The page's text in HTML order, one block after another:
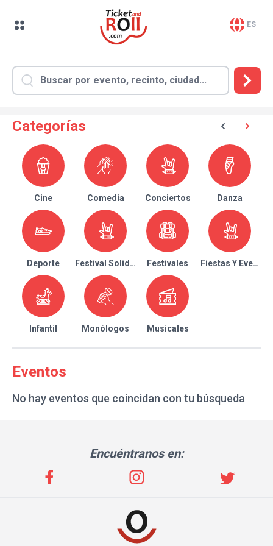
ES
Categorías
Cine Comedia Conciertos Danza
Deporte Festival Solidario Festivales Fiestas Y Eventos
Infantil Monólogos Musicales
Eventos
No hay eventos que coincidan con tu búsqueda
Encuéntranos en: